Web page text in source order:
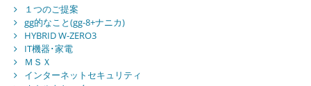
１つのご提案
gg的なこと(gg-8+ナニカ)
HYBRID W-ZERO3
IT機器･家電
ＭＳＸ
インターネットセキュリティ